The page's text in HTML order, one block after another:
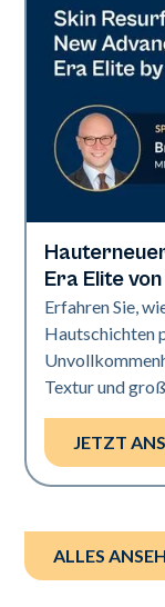
Era Elite
Era Elite
Erfahren Sie,
Hautschichten
Textur und
JETZT
ALLES